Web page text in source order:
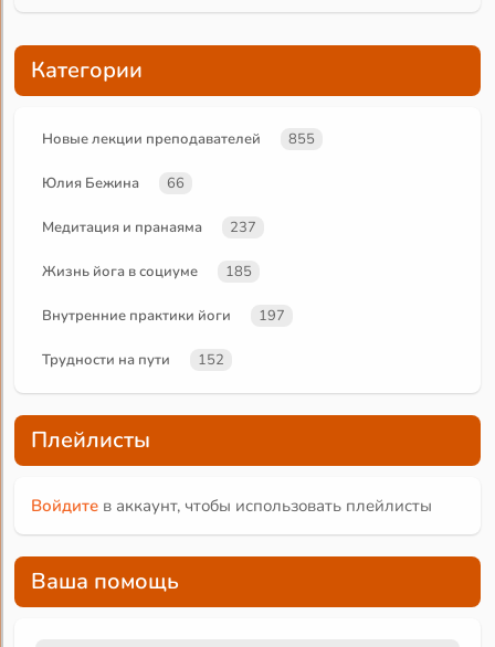
Категории
Новые лекции преподавателей 855
Юлия Бежина 66
Медитация и пранаяма 237
Жизнь йога в социуме 185
Внутренние практики йоги 197
Трудности на пути 152
Плейлисты
Войдите в аккаунт, чтобы использовать плейлисты
Ваша помощь